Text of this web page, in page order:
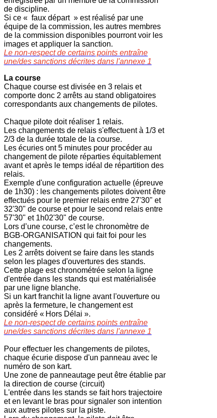
de discipline.
Si ce « faux départ » est réalisé par une
équipe de la commission, les autres membres
de la commission disponibles pourront voir les
images et appliquer la sanction.
Le non-respect de certains points entraîne
une/des sanctions décrites dans l'annexe 1
La course
Chaque course est divisée en 3 relais et
comporte donc 2 arrêts au stand obligatoires
correspondants aux changements de pilotes.
Chaque pilote doit réaliser 1 relais.
Les changements de relais s'effectuent à 1/3 et
2/3 de la durée totale de la course.
Les écuries ont 5 minutes pour procéder au
changement de pilote réparties équitablement
avant et après le temps idéal de répartition des
relais.
Exemple d'une configuration actuelle (épreuve
de 1h30) : les changements pilotes doivent être
effectués pour le premier relais entre 27'30" et
32'30" de course et pour le second relais entre
57'30" et 1h02'30" de course.
Lors d’une course, c’est le chronomètre de
BGB-ORGANISATION qui fait foi pour les
changements.
Les 2 arrêts doivent se faire dans les stands
selon les plages d'ouvertures des stands.
Cette plage est chronométrée selon la ligne
d'entrée dans les stands qui est matérialisée
par une ligne blanche.
Si un kart franchit la ligne avant l'ouverture ou
après la fermeture, le changement est
considéré « Hors Délai ».
Le non-respect de certains points entraîne
une/des sanctions décrites dans l'annexe 1
Pour effectuer les changements de pilotes,
chaque écurie dispose d'un panneau avec le
numéro de son kart.
Une zone de panneautage peut être établie par
la direction de course (circuit)
L'entrée dans les stands se fait hors trajectoire
et en levant le bras pour signaler son intention
aux autres pilotes sur la piste.